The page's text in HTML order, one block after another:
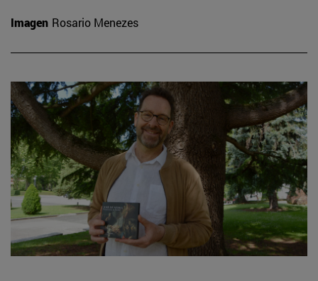
Imagen Rosario Menezes